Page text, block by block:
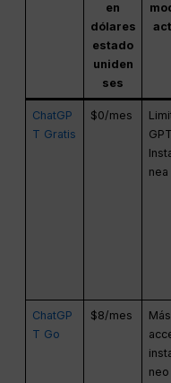
en
dólares
estado
uniden
ses
ChatGP
T Gratis
$0/mes
nea
ChatGP
T Go
$8/mes
Más
neo